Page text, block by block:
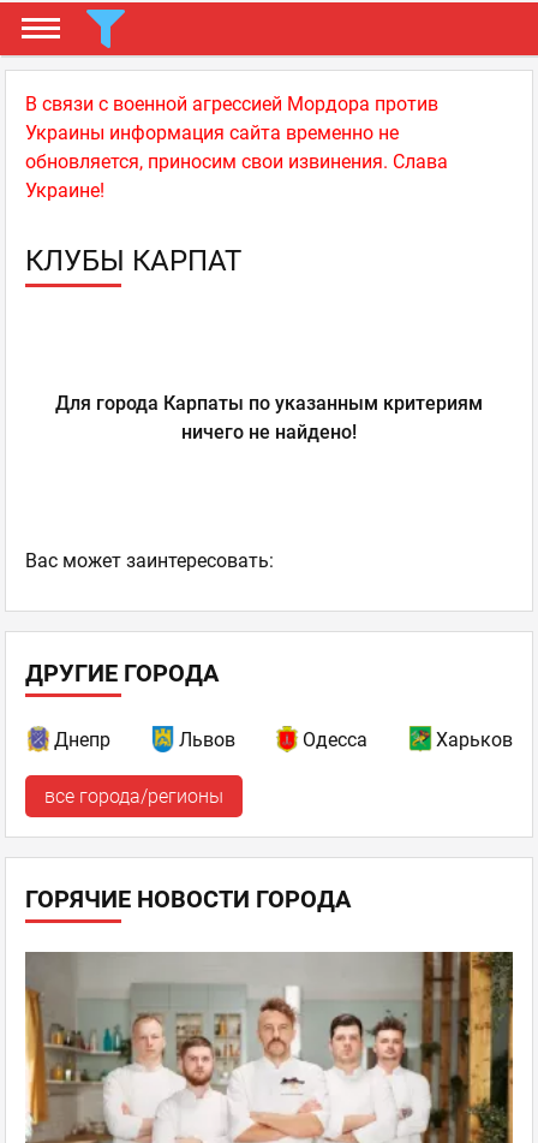
В связи с военной агрессией Мордора против
Украины информация сайта временно не
обновляется, приносим свои извинения. Слава
Украине!
КЛУБЫ КАРПАТ
Для города Карпаты по указанным критериям
ничего не найдено!
Ваc может заинтересовать:
ДРУГИЕ ГОРОДА
Днепр Львов Одесса Харьков
все города/регионы
ГОРЯЧИЕ НОВОСТИ ГОРОДА